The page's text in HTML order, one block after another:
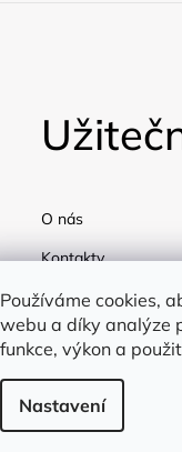
Používáme cookies,
webu a díky analýze
funkce, výkon a
Nastavení
O nás
Kontakty
Doprava
Blog
vyhrazena.